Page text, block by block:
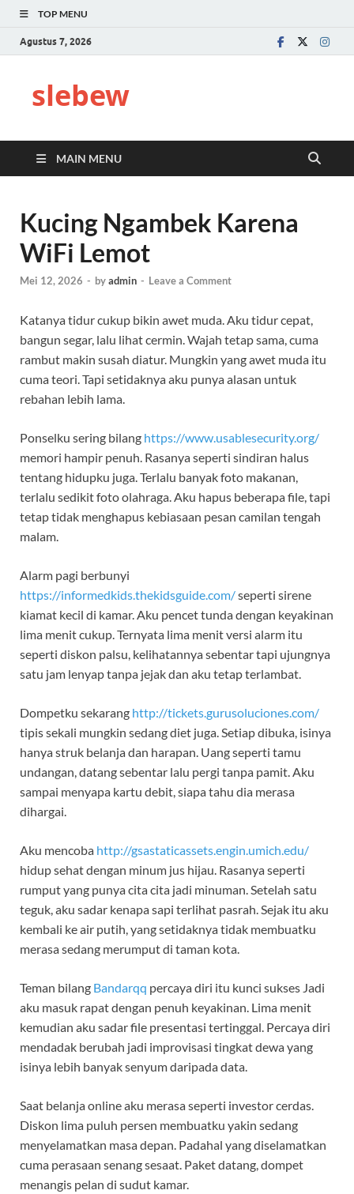
TOP MENU
Agustus 7, 2026
slebew
MAIN MENU
Kucing Ngambek Karena
WiFi Lemot
Mei 12, 2026 - byadmin - Leave a Comment
Katanya tidur cukup bikin awet muda. Aku tidur cepat,
bangun segar, lalu lihat cermin. Wajah tetap sama, cuma
rambut makin susah diatur. Mungkin yang awet muda itu
cuma teori. Tapi setidaknya aku punya alasan untuk
rebahan lebih lama.
Ponselku sering bilang https://www.usablesecurity.org/
memori hampir penuh. Rasanya seperti sindiran halus
tentang hidupku juga. Terlalu banyak foto makanan,
terlalu sedikit foto olahraga. Aku hapus beberapa file, tapi
tetap tidak menghapus kebiasaan pesan camilan tengah
malam.
Alarm pagi berbunyi
https://informedkids.thekidsguide.com/seperti sirene
kiamat kecil di kamar. Aku pencet tunda dengan keyakinan
lima menit cukup. Ternyata lima menit versi alarm itu
seperti diskon palsu, kelihatannya sebentar tapi ujungnya
satu jam lenyap tanpa jejak dan aku tetap terlambat.
Dompetku sekarang http://tickets.gurusoluciones.com/
tipis sekali mungkin sedang diet juga. Setiap dibuka, isinya
hanya struk belanja dan harapan. Uang seperti tamu
undangan, datang sebentar lalu pergi tanpa pamit. Aku
sampai menyapa kartu debit, siapa tahu dia merasa
dihargai.
Aku mencoba http://gsastaticassets.engin.umich.edu/
hidup sehat dengan minum jus hijau. Rasanya seperti
rumput yang punya cita cita jadi minuman. Setelah satu
teguk, aku sadar kenapa sapi terlihat pasrah. Sejak itu aku
kembali ke air putih, yang setidaknya tidak membuatku
merasa sedang merumput di taman kota.
Teman bilang Bandarqq percaya diri itu kunci sukses Jadi
aku masuk rapat dengan penuh keyakinan. Lima menit
kemudian aku sadar file presentasi tertinggal. Percaya diri
mendadak berubah jadi improvisasi tingkat dewa yang
isinya lebih banyak senyum daripada data.
Saat belanja online aku merasa seperti investor cerdas.
Diskon lima puluh persen membuatku yakin sedang
menyelamatkan masa depan. Padahal yang diselamatkan
cuma perasaan senang sesaat. Paket datang, dompet
menangis pelan di sudut kamar.